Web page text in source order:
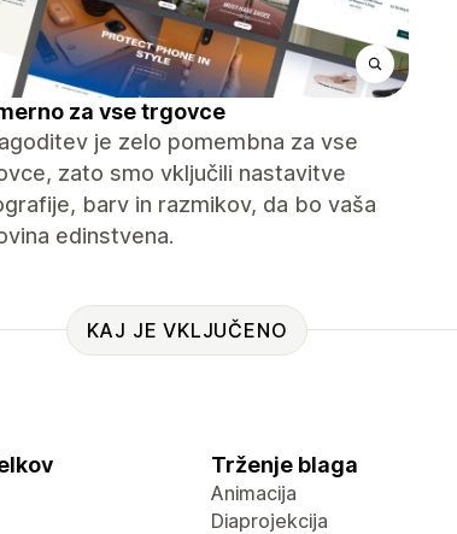
za vse trgovce
je zelo pomembna za vse
zato smo vključili nastavitve
barv in razmikov, da bo vaša
edinstvena.
KAJ JE VKLJUČENO
Trženje blaga
Animacija
Diaprojekcija